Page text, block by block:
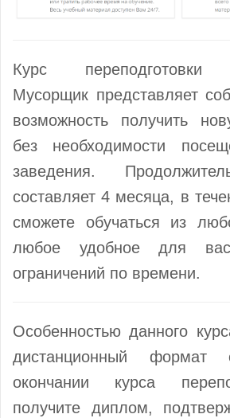
Курс переподготовки
Мусорщик представляет
возможность получить
без необходимости
заведения.
составляет 4 месяца, в
сможете обучаться из
любое удобное для
ограничений по времени.
Особенностью данного
дистанционный формат
окончании курса
получите диплом,